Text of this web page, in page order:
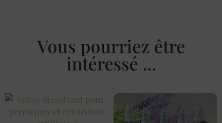
Vous pourriez être
intéressé ...